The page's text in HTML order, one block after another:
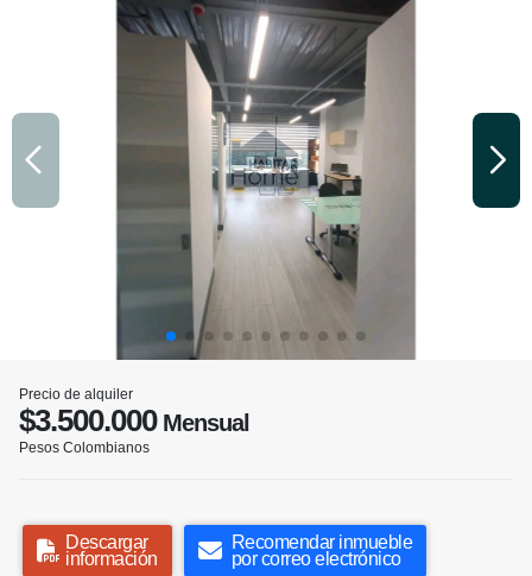
Precio de alquiler
$3.500.000Mensual
Pesos Colombianos
Descargar
información
Recomendar inmueble
por correo electrónico